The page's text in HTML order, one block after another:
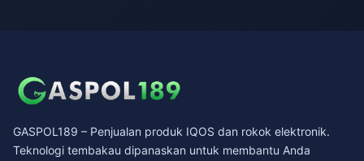
GASPOL189 – Penjualan produk IQOS dan rokok elektronik.
Teknologi tembakau dipanaskan untuk membantu Anda